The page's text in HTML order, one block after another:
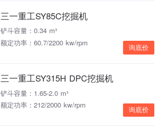
三一重工SY85C挖掘机
铲斗容量：0.34 m³
额定功率：60.7/2200 kw/rpm
询底价
三一重工SY315H DPC挖掘机
铲斗容量：1.65-2.0 m³
额定功率：212/2000 kw/rpm
询底价